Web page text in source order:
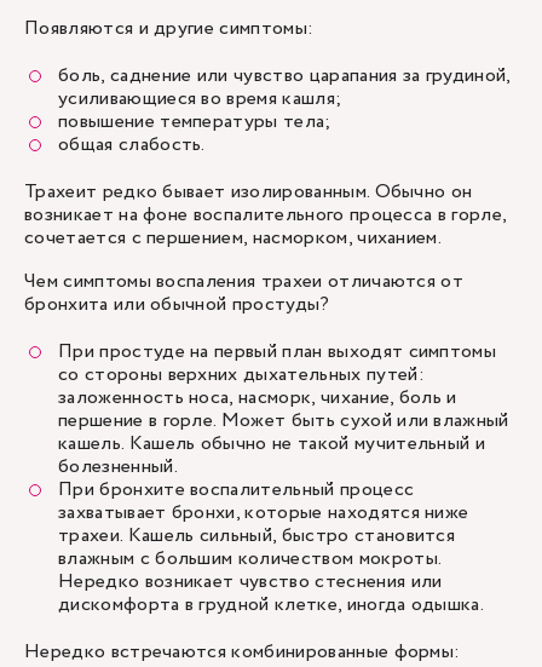
Появляются и другие симптомы:
боль, саднение или чувство царапания за грудиной,
усиливающиеся во время кашля;
повышение температуры тела;
общая слабость.
Трахеит редко бывает изолированным. Обычно он
возникает на фоне воспалительного процесса в горле,
сочетается с першением, насморком, чиханием.
Чем симптомы воспаления трахеи отличаются от
бронхита или обычной простуды?
При простуде на первый план выходят симптомы
со стороны верхних дыхательных путей:
заложенность носа, насморк, чихание, боль и
першение в горле. Может быть сухой или влажный
кашель. Кашель обычно не такой мучительный и
болезненный.
Прибронхите воспалительный процесс
захватывает бронхи, которые находятся ниже
трахеи. Кашель сильный, быстро становится
влажным с большим количеством мокроты.
Нередко возникает чувство стеснения или
дискомфорта в грудной клетке, иногда одышка.
Нередко встречаются комбинированные формы: